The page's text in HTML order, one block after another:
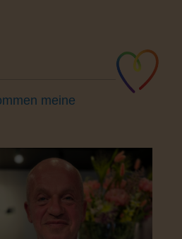
meine